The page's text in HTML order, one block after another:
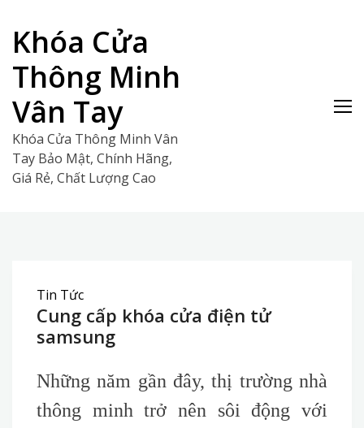
content
Khóa Cửa
Thông Minh
Vân Tay
Khóa Cửa Thông Minh Vân
Tay Bảo Mật, Chính Hãng,
Giá Rẻ, Chất Lượng Cao
Tin Tức
Cung cấp khóa cửa điện tử
samsung
Những năm gần đây, thị trường nhà
thông minh trở nên sôi động với